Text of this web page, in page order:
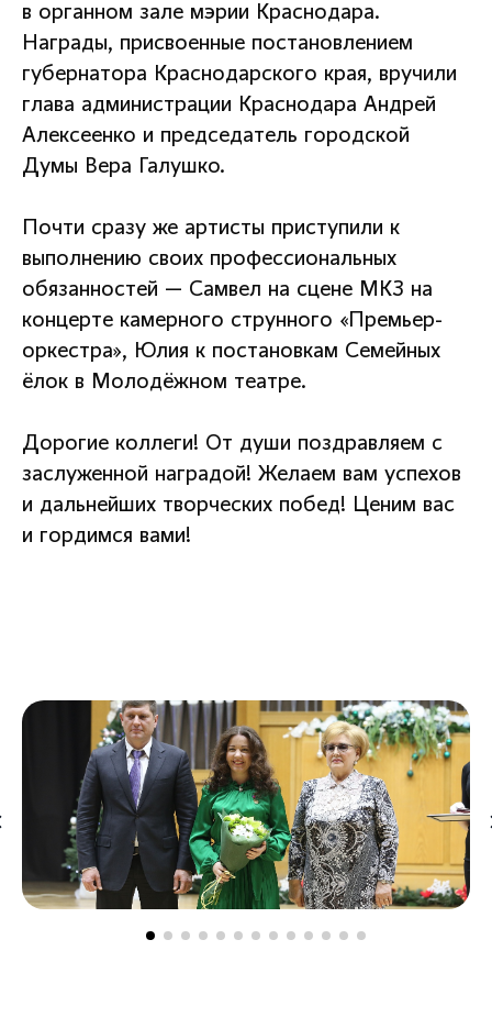
в органном зале мэрии Краснодара.
Награды, присвоенные постановлением
губернатора Краснодарского края, вручили
глава администрации Краснодара Андрей
Алексеенко и председатель городской
Думы Вера Галушко.
Почти сразу же артисты приступили к
выполнению своих профессиональных
обязанностей — Самвел на сцене МКЗ на
концерте камерного струнного «Премьер-
оркестра», Юлия к постановкам Семейных
ёлок в Молодёжном театре.
Дорогие коллеги! От души поздравляем с
заслуженной наградой! Желаем вам успехов
и дальнейших творческих побед! Ценим вас
и гордимся вами!